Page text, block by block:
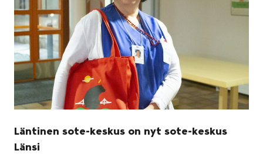
Läntinen sote-keskus on nyt sote-keskus
Länsi